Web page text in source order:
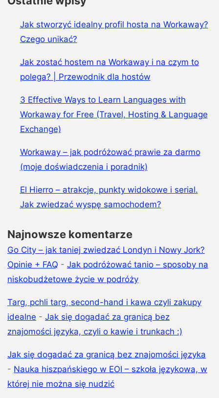
Jak stworzyć idealny profil hosta na Workaway?
Czego unikać?
Jak zostać hostem na Workaway i na czym to
polega? | Przewodnik dla hostów
3 Effective Ways to Learn Languages with
Workaway for Free (Travel, Hosting & Language
Exchange)
Workaway – jak podróżować prawie za darmo
(moje doświadczenia i poradnik)
El Hierro – atrakcje, punkty widokowe i serial.
Jak zwiedzać wyspę samochodem?
Najnowsze komentarze
Go City – jak taniej zwiedzać Londyn i Nowy Jork?
Opinie + FAQ - Jak podróżować tanio – sposoby na
niskobudżetowe życie w podróży
Targ, pchli targ, second-hand i kawa czyli zakupy
idealne - Jak się dogadać za granicą bez
znajomości języka, czyli o kawie i trunkach :)
Jak się dogadać za granicą bez znajomości języka
- Nauka hiszpańskiego w EOI – szkoła językowa, w
której nie można się nudzić